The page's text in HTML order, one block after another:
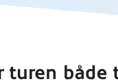
turen